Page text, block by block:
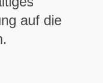
auf die